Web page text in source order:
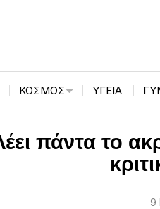
ΚΟΣΜΟΣ ΥΓΕΙΑ
πάντα το
9